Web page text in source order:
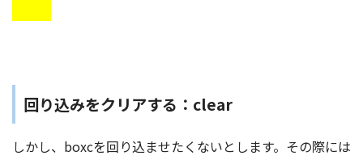
回り込みをクリアする：clear
しかし、boxcを回り込ませたくないとします。その際には